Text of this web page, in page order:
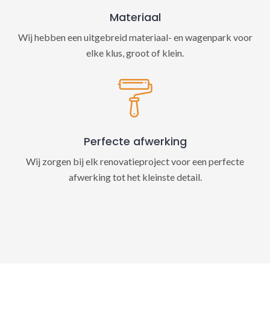
Materiaal
Wij hebben een uitgebreid materiaal- en wagenpark voor
elke klus, groot of klein.
Perfecte afwerking
Wij zorgen bij elk renovatieproject voor een perfecte
afwerking tot het kleinste detail.